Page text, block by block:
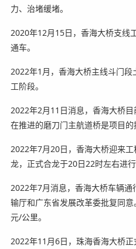
力、治堵缓堵。
2020年12月15日，香海大桥支线
通车。
2022年1月，香海大桥主线斗门
工阶段。
2022年2月11日消息，香海大桥
在推进的磨刀门主航道桥是项目的
2022年7月20日，香海大桥迎来
龙，正式合龙于20日22时左右进行
2022年7月消息，香海大桥车辆通
输厅和广东省发展改革委批复同
元/公里。
2022年11月6日，珠海香海大桥正